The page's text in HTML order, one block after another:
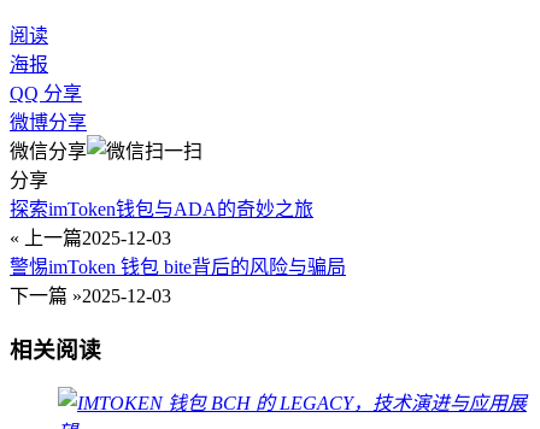
阅读
海报
QQ 分享
微博分享
微信分享
分享
探索imToken钱包与ADA的奇妙之旅
« 上一篇2025-12-03
警惕imToken 钱包 bite背后的风险与骗局
下一篇 »2025-12-03
相关阅读